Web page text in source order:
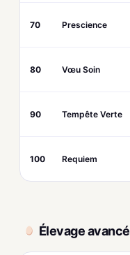
70 Prescience
80 Vœu Soin
90 Tempête Verte
100 Requiem
Élevage avancé